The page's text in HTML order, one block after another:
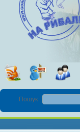
Пошук :